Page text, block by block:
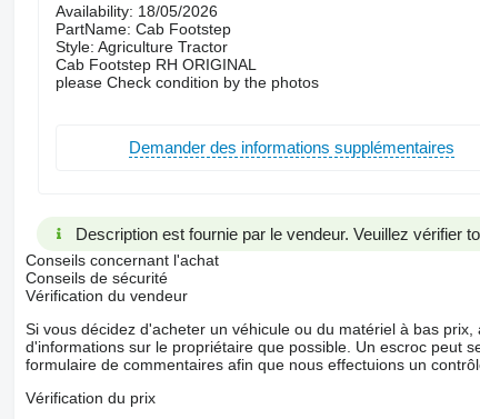
Availability: 18/05/2026
PartName: Cab Footstep
Style: Agriculture Tractor
Cab Footstep RH ORIGINAL
please Check condition by the photos
Demander des informations supplémentaires
Description est fournie par le vendeur. Veuillez vérifier
Conseils concernant l'achat
Conseils de sécurité
Vérification du vendeur
Si vous décidez d'acheter un véhicule ou du matériel à bas
d'informations sur le propriétaire que possible. Un escroc peut
formulaire de commentaires afin que nous effectuions un
Vérification du prix